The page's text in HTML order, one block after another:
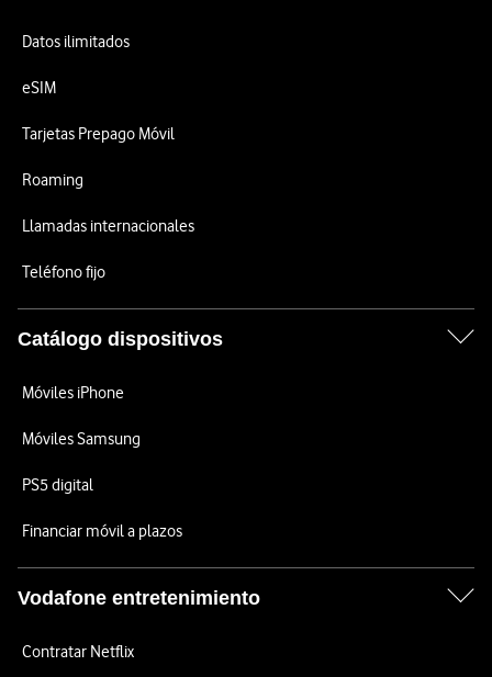
Datos ilimitados
eSIM
Tarjetas Prepago Móvil
Roaming
Llamadas internacionales
Teléfono fijo
Catálogo dispositivos
Móviles iPhone
Móviles Samsung
PS5 digital
Financiar móvil a plazos
Vodafone entretenimiento
Contratar Netflix